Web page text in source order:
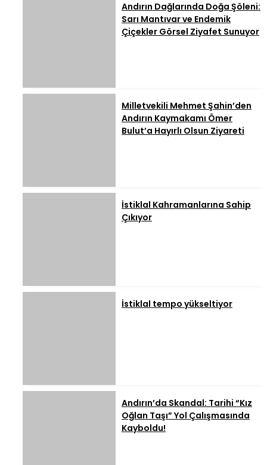
Andırın Dağlarında Doğa Şöleni:
Sarı Mantıvar ve Endemik
Çiçekler Görsel Ziyafet Sunuyor
Milletvekili Mehmet Şahin’den
Andırın Kaymakamı Ömer
Bulut’a Hayırlı Olsun Ziyareti
İstiklal Kahramanlarına Sahip
Çıkıyor
İstiklal tempo yükseltiyor
Andırın’da Skandal: Tarihi “Kız
Oğlan Taşı” Yol Çalışmasında
Kayboldu!